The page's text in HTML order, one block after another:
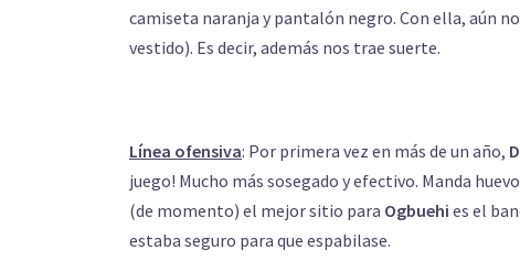
camiseta naranja y pantalón negro. Con ella, aún
vestido). Es decir, además nos trae suerte.
Línea ofensiva: Por primera vez en más de un año,
juego! Mucho más sosegado y efectivo. Manda
(de momento) el mejor sitio para Ogbuehi es el
estaba seguro para que espabilase.